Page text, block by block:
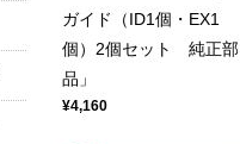
ガイド（ID1個・EX1
個）2個セット 純正部
品」
¥4,160